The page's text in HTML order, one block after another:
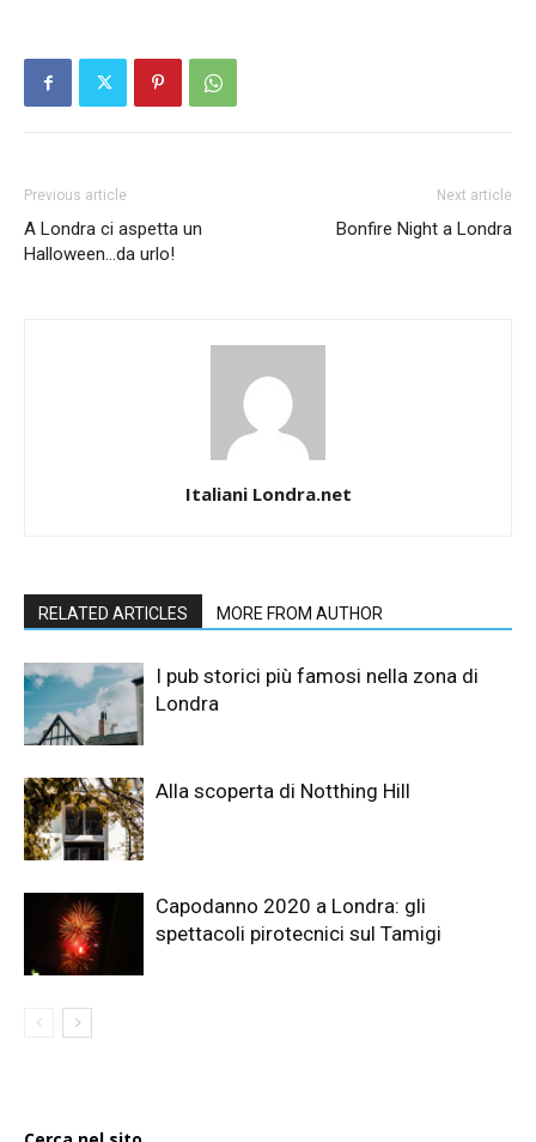
Previous article
A Londra ci aspetta un
Halloween…da urlo!
Next article
Bonfire Night a Londra
Italiani Londra.net
RELATED ARTICLES MORE FROM AUTHOR
I pub storici più famosi nella zona di
Londra
Alla scoperta di Notthing Hill
Capodanno 2020 a Londra: gli
spettacoli pirotecnici sul Tamigi